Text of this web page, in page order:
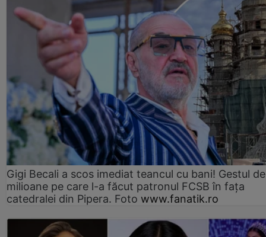
Gigi Becali a scos imediat teancul cu bani! Gestul de
milioane pe care l-a făcut patronul FCSB în fața
catedralei din Pipera. Foto www.fanatik.ro